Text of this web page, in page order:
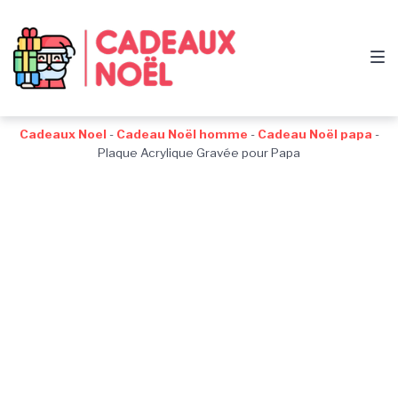
navigation
au
contenu
au
pied
de
Cadeaux Noel - Cadeau Noël homme - Cadeau Noël papa -
Plaque Acrylique Gravée pour Papa